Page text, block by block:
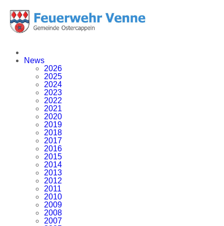
News
2026
2025
2024
2023
2022
2021
2020
2019
2018
2017
2016
2015
2014
2013
2012
2011
2010
2009
2008
2007